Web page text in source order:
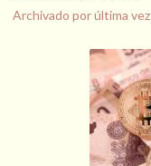
Archivado por última vez